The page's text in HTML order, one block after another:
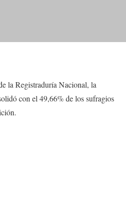
la Registraduría Nacional, la
con el 49,66% de los sufragios